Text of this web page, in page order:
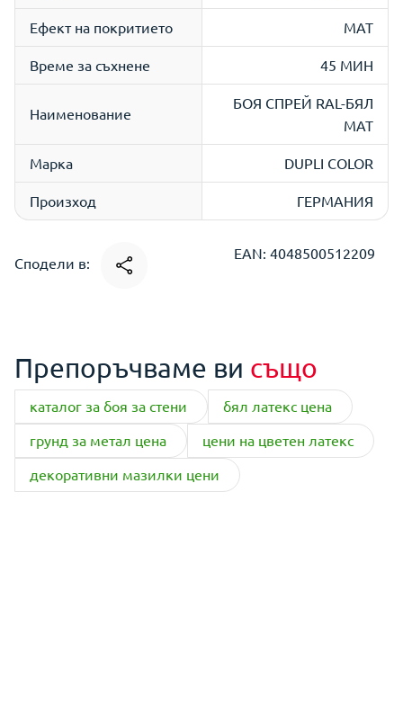
Ефект на покритието МАТ
Време за съхнене 45 МИН
Наименование
БОЯ СПРЕЙ RAL-БЯЛ
МАТ
Марка DUPLI COLOR
Произход ГЕРМАНИЯ
Сподели в:
EAN: 4048500512209
Препоръчваме ви също
каталог за боя за стени
бял латекс цена
грунд за метал цена
цени на цветен латекс
декоративни мазилки цени